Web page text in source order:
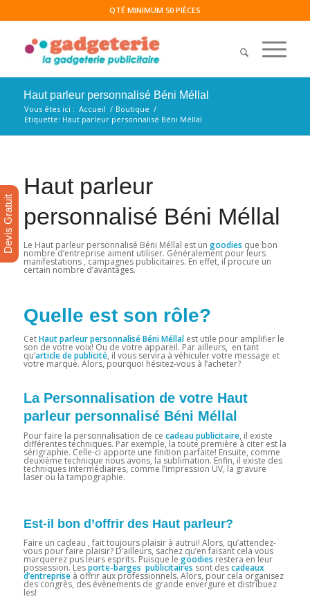
QTÉ MINIMUM 50 PIÈCES
Haut parleur personnalisé Béni Méllal
Vous êtes ici : Accueil / Boutique /
Etiquette: Haut parleur personnalisé Béni Méllal
Haut parleur
personnalisé Béni Méllal
Le Haut parleur personnalisé Béni Méllal est un goodies que bon
nombre d’entreprise aiment utiliser. Généralement pour leurs
manifestations , campagnes publicitaires. En effet, il procure un
certain nombre d’avantages.
Quelle est son rôle?
CetHaut parleur personnalisé Béni Méllal est utile pour amplifier le
son de votre voix! Ou de votre appareil. Par ailleurs, en tant
qu’article de publicité, il vous servira à véhiculer votre message et
votre marque. Alors, pourquoi hésitez-vous à l’acheter?
La Personnalisation de votre Haut
parleur personnalisé Béni Méllal
Pour faire la personnalisation de ce cadeau publicitaire, il existe
différentes techniques. Par exemple, la toute première à citer est la
sérigraphie. Celle-ci apporte une finition parfaite! Ensuite, comme
deuxième technique nous avons, la sublimation. Enfin, il existe des
techniques intermédiaires, comme l’impression UV, la gravure
laser ou la tampographie.
Est-il bon d’offrir des Haut parleur?
Faire un cadeau , fait toujours plaisir à autrui! Alors, qu’attendez-
vous pour faire plaisir? D’ailleurs, sachez qu’en faisant cela vous
marquerez pus leurs esprits. Puisque le goodies restera en leur
possession. Lesporte-barges publicitaires sont descadeaux
d’entrepriseà offrir aux professionnels. Alors, pour cela organisez
des congrès, des évènements de grande envergure et distribuez
les!
Devis Gratuit